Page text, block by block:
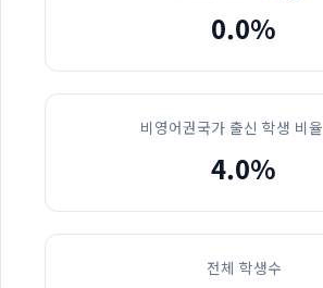
0.0%
비영어권국가 출신 학생 비율
4.0%
전체 학생수